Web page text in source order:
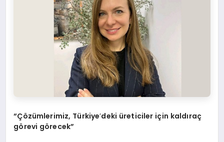
“Çözümlerimiz, Türkiye’deki üreticiler için kaldıraç
görevi görecek”